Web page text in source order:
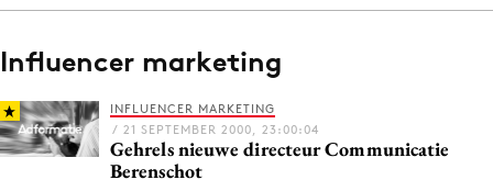
Log in
Download de app
Influencer marketing
INFLUENCER MARKETING
/ 21 SEPTEMBER 2000, 23:00:04
Gehrels nieuwe directeur Communicatie
Berenschot